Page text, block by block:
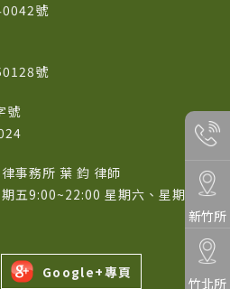
號
號
號
事務所 葉 鈞 律師
五9:00~22:00 星期六、星期日
Google+專頁
新竹所
竹北所